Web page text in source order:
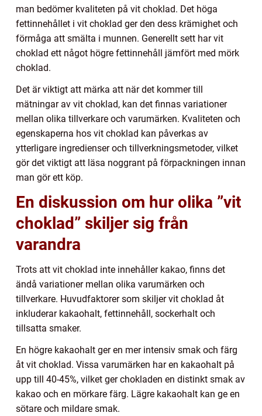
man bedömer kvaliteten på vit choklad. Det höga
fettinnehållet i vit choklad ger den dess krämighet och
förmåga att smälta i munnen. Generellt sett har vit
choklad ett något högre fettinnehåll jämfört med mörk
choklad.
Det är viktigt att märka att när det kommer till
mätningar av vit choklad, kan det finnas variationer
mellan olika tillverkare och varumärken. Kvaliteten och
egenskaperna hos vit choklad kan påverkas av
ytterligare ingredienser och tillverkningsmetoder, vilket
gör det viktigt att läsa noggrant på förpackningen innan
man gör ett köp.
En diskussion om hur olika ”vit
choklad” skiljer sig från
varandra
Trots att vit choklad inte innehåller kakao, finns det
ändå variationer mellan olika varumärken och
tillverkare. Huvudfaktorer som skiljer vit choklad åt
inkluderar kakaohalt, fettinnehåll, sockerhalt och
tillsatta smaker.
En högre kakaohalt ger en mer intensiv smak och färg
åt vit choklad. Vissa varumärken har en kakaohalt på
upp till 40-45%, vilket ger chokladen en distinkt smak av
kakao och en mörkare färg. Lägre kakaohalt kan ge en
sötare och mildare smak.